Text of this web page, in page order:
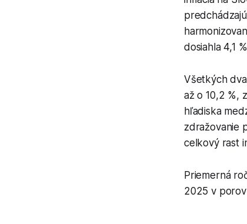
dosiahla 4,1
Všetkých
až o 10,2 %,
hľadiska
zdražovanie
celkový rast
Priemerná
2025 v